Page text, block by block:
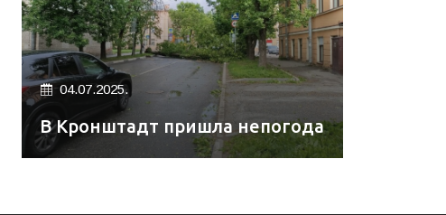
04.07.2025.
В Кронштадт пришла непогода